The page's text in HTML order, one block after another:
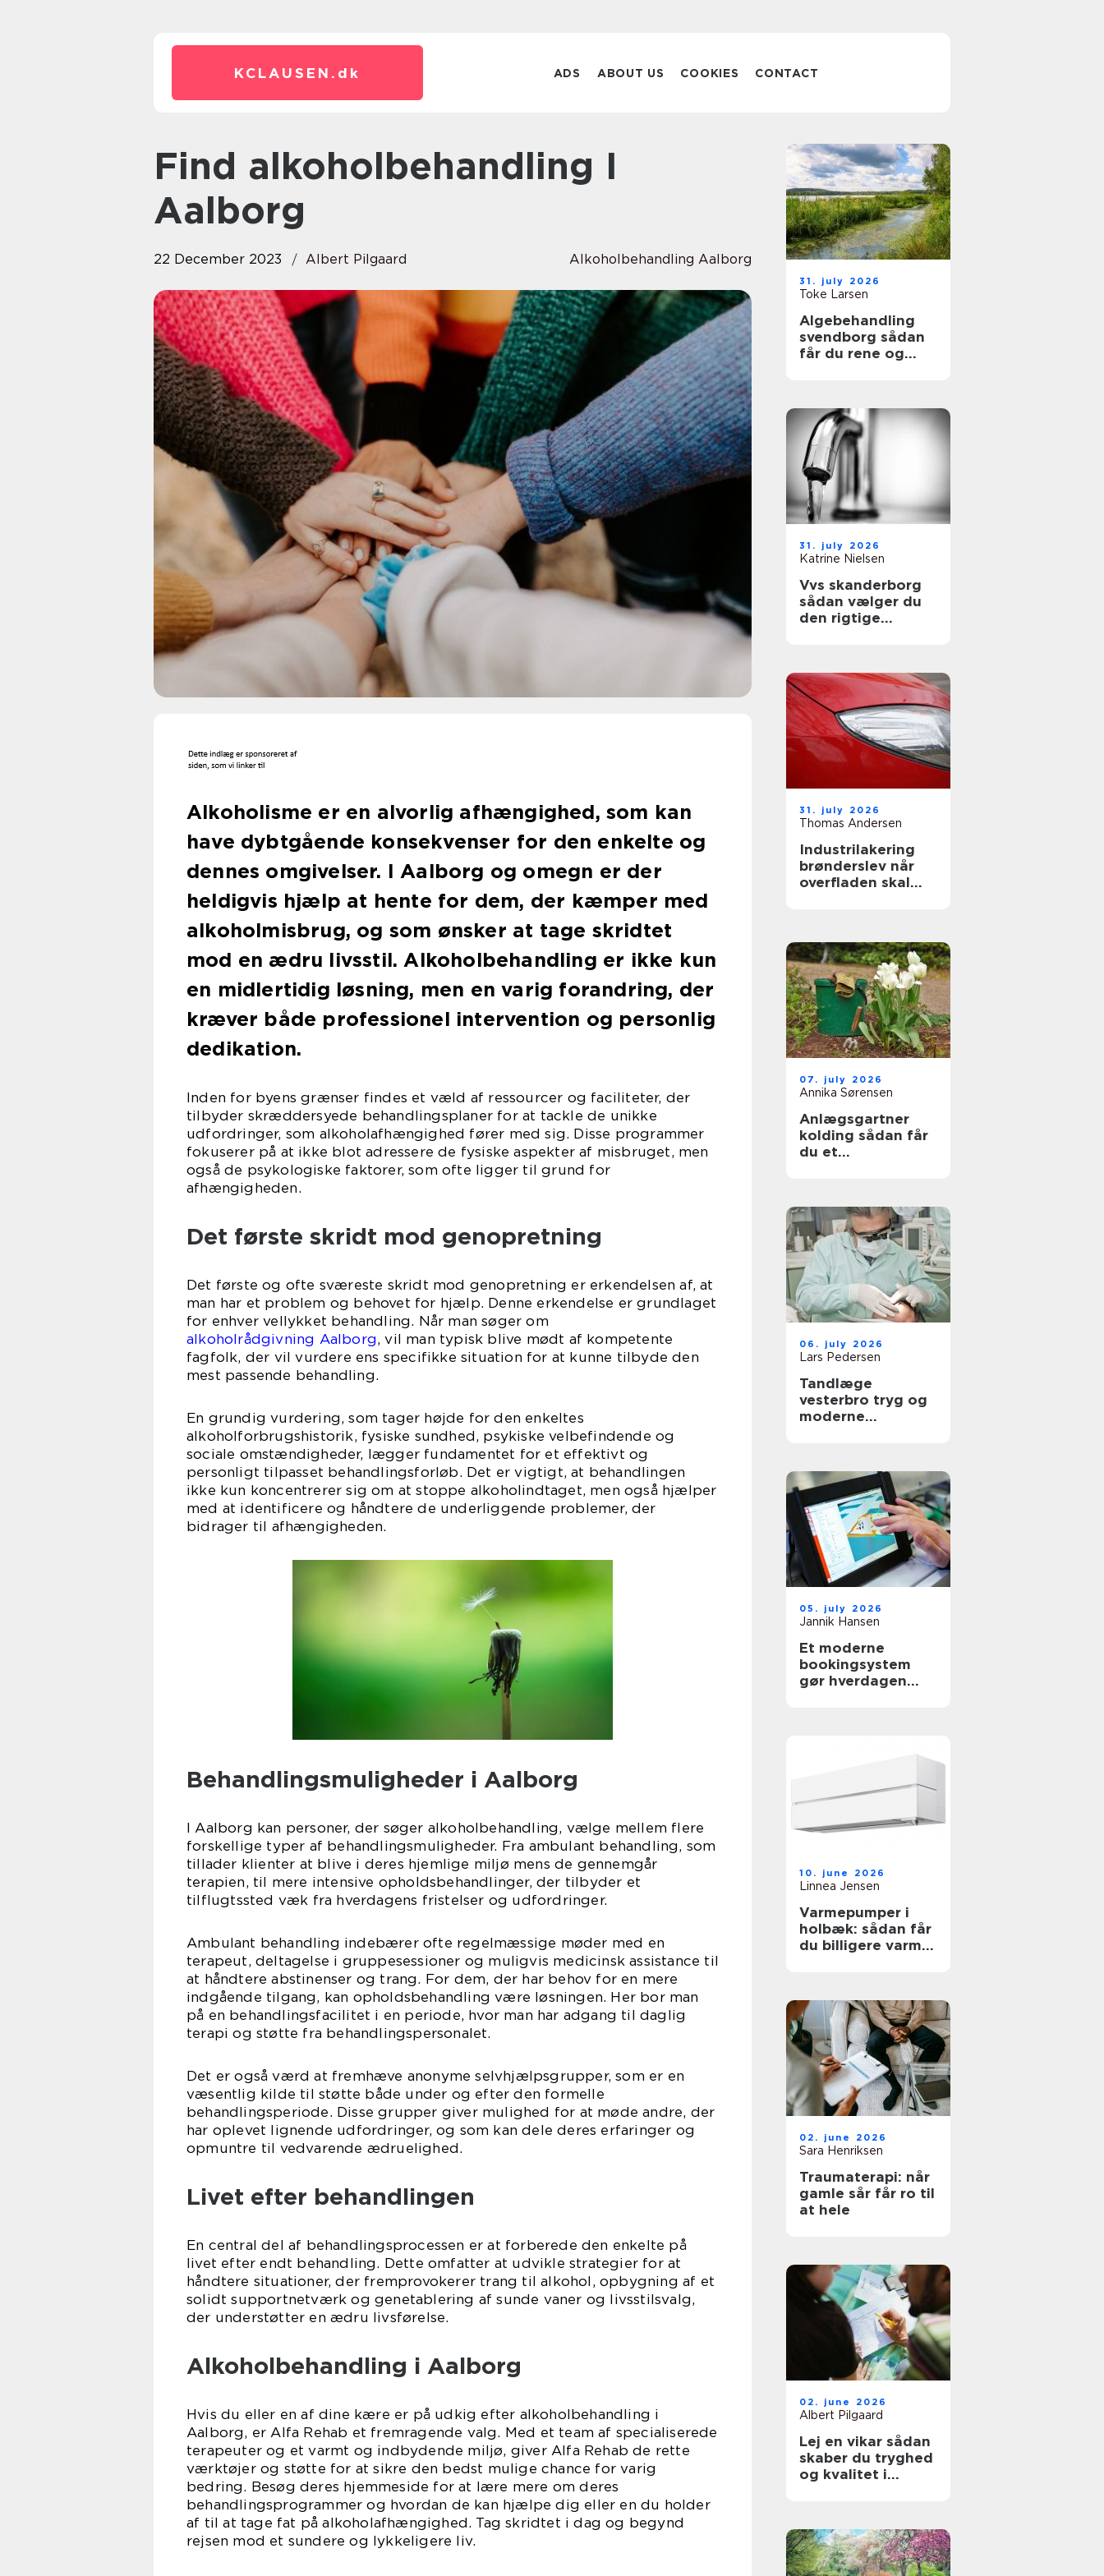
KCLAUSEN. dk ADS ABOUT US COOKIES CONTACT
Find alkoholbehandling I
Aalborg
22 December 2023 Albert Pilgaard Alkoholbehandling Aalborg
Alkoholisme er en alvorlig afhængighed, som kan
have dybtgående konsekvenser for den enkelte og
dennes omgivelser. I Aalborg og omegn er der
heldigvis hjælp at hente for dem, der kæmper med
alkoholmisbrug, og som ønsker at tage skridtet
mod en ædru livsstil. Alkoholbehandling er ikke kun
en midlertidig løsning, men en varig forandring, der
kræver både professionel intervention og personlig
dedikation.
Inden for byens grænser findes et væld af ressourcer og faciliteter, der
tilbyder skræddersyede behandlingsplaner for at tackle de unikke
udfordringer, som alkoholafhængighed fører med sig. Disse programmer
fokuserer på at ikke blot adressere de fysiske aspekter af misbruget, men
også de psykologiske faktorer, som ofte ligger til grund for
afhængigheden.
Det første skridt mod genopretning
Det første og ofte sværeste skridt mod genopretning er erkendelsen af, at
man har et problem og behovet for hjælp. Denne erkendelse er grundlaget
for enhver vellykket behandling. Når man søger om
alkoholrådgivning Aalborg, vil man typisk blive mødt af kompetente
fagfolk, der vil vurdere ens specifikke situation for at kunne tilbyde den
mest passende behandling.
En grundig vurdering, som tager højde for den enkeltes
alkoholforbrugshistorik, fysiske sundhed, psykiske velbefindende og
sociale omstændigheder, lægger fundamentet for et effektivt og
personligt tilpasset behandlingsforløb. Det er vigtigt, at behandlingen
ikke kun koncentrerer sig om at stoppe alkoholindtaget, men også hjælper
med at identificere og håndtere de underliggende problemer, der
bidrager til afhængigheden.
Behandlingsmuligheder i Aalborg
I Aalborg kan personer, der søger alkoholbehandling, vælge mellem flere
forskellige typer af behandlingsmuligheder. Fra ambulant behandling, som
tillader klienter at blive i deres hjemlige miljø mens de gennemgår
terapien, til mere intensive opholdsbehandlinger, der tilbyder et
tilflugtssted væk fra hverdagens fristelser og udfordringer.
Ambulant behandling indebærer ofte regelmæssige møder med en
terapeut, deltagelse i gruppesessioner og muligvis medicinsk assistance til
at håndtere abstinenser og trang. For dem, der har behov for en mere
indgående tilgang, kan opholdsbehandling være løsningen. Her bor man
på en behandlingsfacilitet i en periode, hvor man har adgang til daglig
terapi og støtte fra behandlingspersonalet.
Det er også værd at fremhæve anonyme selvhjælpsgrupper, som er en
væsentlig kilde til støtte både under og efter den formelle
behandlingsperiode. Disse grupper giver mulighed for at møde andre, der
har oplevet lignende udfordringer, og som kan dele deres erfaringer og
opmuntre til vedvarende ædruelighed.
Livet efter behandlingen
En central del af behandlingsprocessen er at forberede den enkelte på
livet efter endt behandling. Dette omfatter at udvikle strategier for at
håndtere situationer, der fremprovokerer trang til alkohol, opbygning af et
solidt supportnetværk og genetablering af sunde vaner og livsstilsvalg,
der understøtter en ædru livsførelse.
Alkoholbehandling i Aalborg
Hvis du eller en af dine kære er på udkig efter alkoholbehandling i
Aalborg, er Alfa Rehab et fremragende valg. Med et team af specialiserede
terapeuter og et varmt og indbydende miljø, giver Alfa Rehab de rette
værktøjer og støtte for at sikre den bedst mulige chance for varig
bedring. Besøg deres hjemmeside for at lære mere om deres
behandlingsprogrammer og hvordan de kan hjælpe dig eller en du holder
af til at tage fat på alkoholafhængighed. Tag skridtet i dag og begynd
rejsen mod et sundere og lykkeligere liv.
31. july 2026
Toke Larsen
Algebehandling
svendborg sådan
får du rene og
31. july 2026
Katrine Nielsen
Vvs skanderborg
sådan vælger du
den rigtige
31. july 2026
Thomas Andersen
Industrilakering
brønderslev når
overfladen skal
07. july 2026
Annika Sørensen
Anlægsgartner
kolding sådan får
du et
06. july 2026
Lars Pedersen
Tandlæge
vesterbro tryg og
moderne
05. july 2026
Jannik Hansen
Et moderne
bookingsystem
gør hverdagen
10. june 2026
Linnea Jensen
Varmepumper i
holbæk: sådan får
du billigere varme
02. june 2026
Sara Henriksen
Traumaterapi: når
gamle sår får ro til
at hele
02. june 2026
Albert Pilgaard
Lej en vikar sådan
skaber du tryghed
og kvalitet i